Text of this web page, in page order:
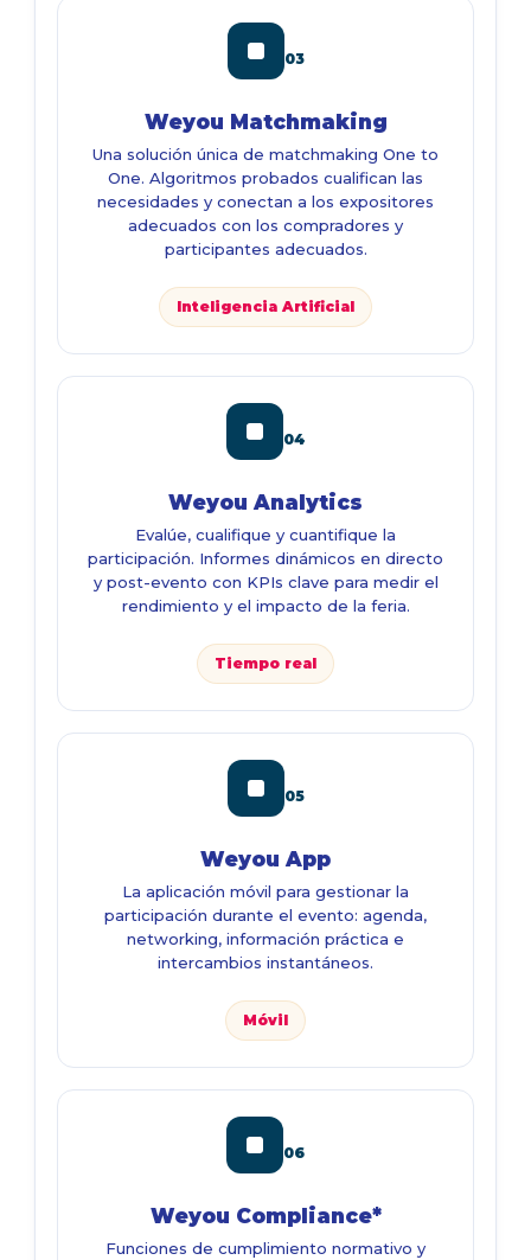
03
Weyou Matchmaking
Una solución única de matchmaking One to
One. Algoritmos probados cualifican las
necesidades y conectan a los expositores
adecuados con los compradores y
participantes adecuados.
Inteligencia Artificial
04
Weyou Analytics
Evalúe, cualifique y cuantifique la
participación. Informes dinámicos en directo
y post-evento con KPIs clave para medir el
rendimiento y el impacto de la feria.
Tiempo real
05
Weyou App
La aplicación móvil para gestionar la
participación durante el evento: agenda,
networking, información práctica e
intercambios instantáneos.
Móvil
06
Weyou Compliance*
Funciones de cumplimiento normativo y